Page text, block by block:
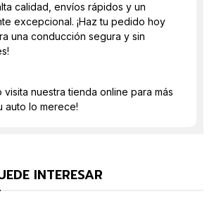
calidad, envíos rápidos y un
excepcional. ¡Haz tu pedido hoy
una conducción segura y sin
visita nuestra tienda online para más
auto lo merece!
INTERESAR